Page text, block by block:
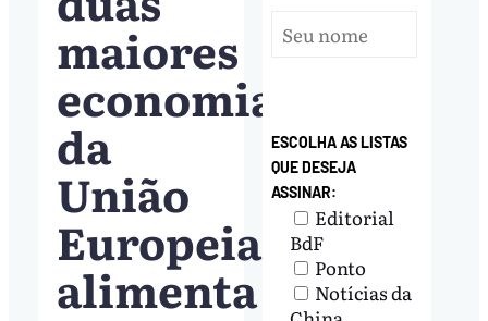
maiores
economias
da
União
Europeia
alimenta
ESCOLHA AS LISTAS
QUE DESEJA
ASSINAR:
Editorial
BdF
Ponto
Notícias da